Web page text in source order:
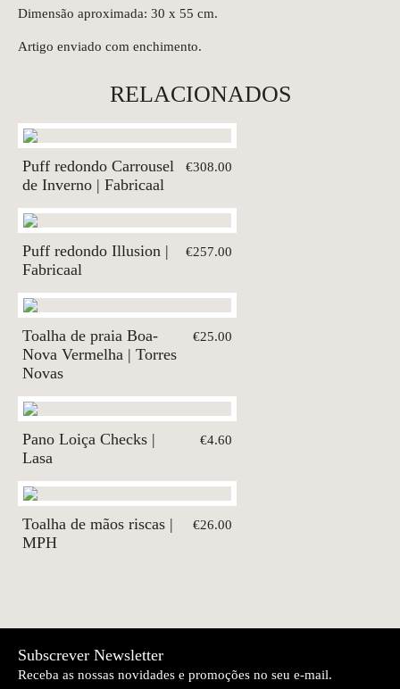
Dimensão aproximada: 30 x 55 cm.
Artigo enviado com enchimento.
RELACIONADOS
Puff redondo Carrousel
de Inverno | Fabricaal
€308.00
Puff redondo Illusion |
Fabricaal
€257.00
Toalha de praia Boa-
Nova Vermelha | Torres
Novas
€25.00
Pano Loiça Checks |
Lasa
€4.60
Toalha de mãos riscas |
MPH
€26.00
Subscrever Newsletter
Receba as nossas novidades e promoções no seu e-mail.